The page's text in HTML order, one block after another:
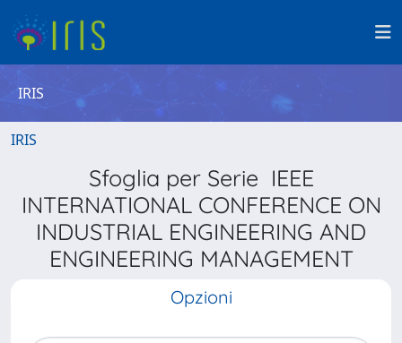
IRIS
IRIS
Sfoglia per Serie IEEE
INTERNATIONAL CONFERENCE ON
INDUSTRIAL ENGINEERING AND
ENGINEERING MANAGEMENT
Opzioni